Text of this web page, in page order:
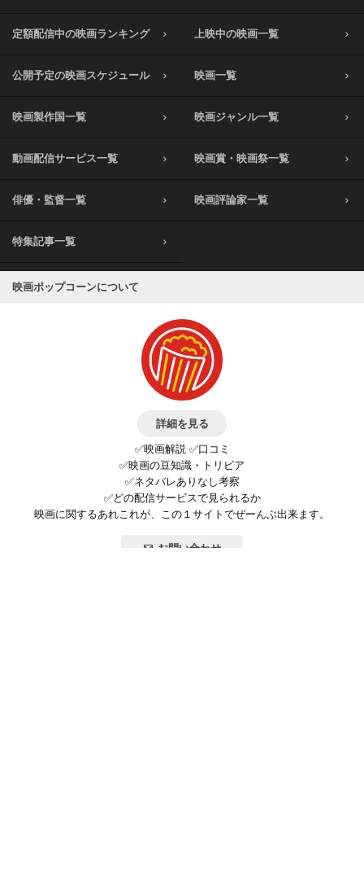
定額配信中の映画ランキング 上映中の映画一覧
公開予定の映画スケジュール 映画一覧
映画製作国一覧 映画ジャンル一覧
動画配信サービス一覧 映画賞・映画祭一覧
俳優・監督一覧 映画評論家一覧
特集記事一覧
映画ポップコーンについて
詳細を見る
✅映画解説 ✅口コミ
✅映画の豆知識・トリビア
✅ネタバレありなし考察
✅どの配信サービスで見られるか
映画に関するあれこれが、この１サイトでぜーんぶ出来ます。
お問い合わせ